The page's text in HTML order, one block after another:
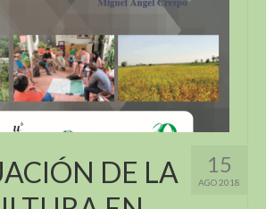
15
AGO 2018
DE LA